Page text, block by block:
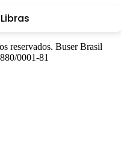
reservados. Buser Brasil
0001-81